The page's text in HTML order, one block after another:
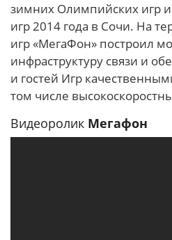
зимних Олимпийских игр
игр 2014 года в Сочи. На
игр «МегаФон» построил
инфраструктуру связи и
и гостей Игр
том числе
Видеоролик Мегафон